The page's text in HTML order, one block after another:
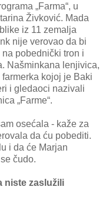
„Farma“, u
Živković. Mada
iz 11 zemalja
nije verovao da bi
na pobednički tron i
Našminkana lenjivica,
kojoj je Baki
i gledaoci nazivali
„Farme“.
osećala - kaže za
da ću pobediti.
i da će Marjan
čudo.
niste zaslužili